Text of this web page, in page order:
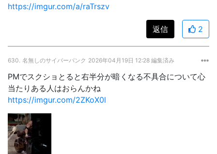
https://imgur.com/a/raTrszv
返信 2
630. 名無しのサイバーパンク 2026年04月19日 12:28 編集済み
PMでスクショとると右半分が暗くなる不具合について心
当たりある人はおらんかね
https://imgur.com/2ZKoX0l